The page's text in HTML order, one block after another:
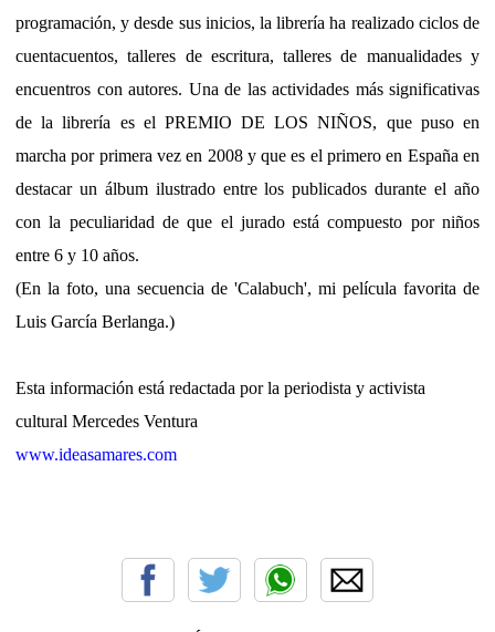
programación, y desde sus inicios, la librería ha realizado ciclos de
cuentacuentos, talleres de escritura, talleres de manualidades y
encuentros con autores. Una de las actividades más significativas
de la librería es el PREMIO DE LOS NIÑOS, que puso en
marcha por primera vez en 2008 y que es el primero en España en
destacar un álbum ilustrado entre los publicados durante el año
con la peculiaridad de que el jurado está compuesto por niños
entre 6 y 10 años.
(En la foto, una secuencia de 'Calabuch', mi película favorita de
Luis García Berlanga.)
Esta información está redactada por la periodista y activista
cultural Mercedes Ventura
www.ideasamares.com